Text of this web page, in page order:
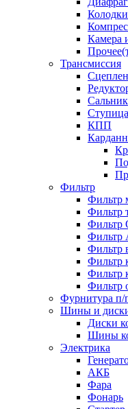
Камера
Трансмиссия
Сальник
Ступица
КПП
Фильтр
Фильтр
Фильтр
Фильтр
Фильтр
Фильтр
Фильтр
Фильтр
Фурнитура п/
Шины и
Диски
Шины
Электрика
АКБ
Фара
Фонарь